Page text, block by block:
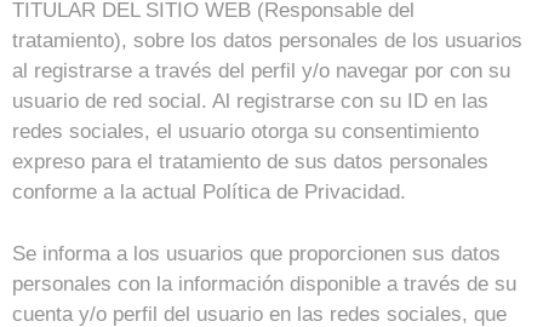
TITULAR DEL SITIO WEB (Responsable del
tratamiento), sobre los datos personales de los usuarios
al registrarse a través del perfil y/o navegar por con su
usuario de red social. Al registrarse con su ID en las
redes sociales, el usuario otorga su consentimiento
expreso para el tratamiento de sus datos personales
conforme a la actual Política de Privacidad.
Se informa a los usuarios que proporcionen sus datos
personales con la información disponible a través de su
cuenta y/o perfil del usuario en las redes sociales, que